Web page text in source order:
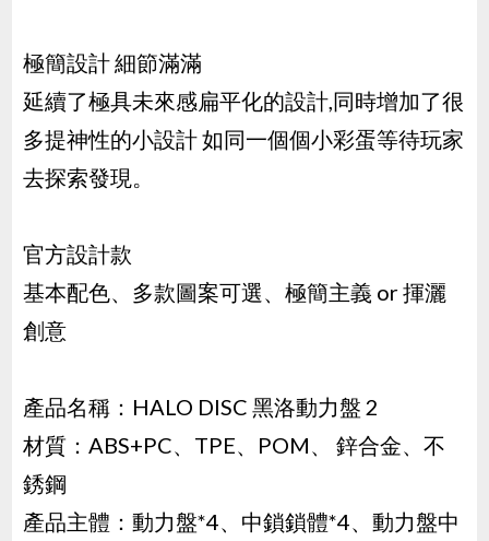
極簡設計 細節滿滿
延續了極具未來感扁平化的設計,同時增加了很
多提神性的小設計 如同一個個小彩蛋等待玩家
去探索發現。
官方設計款
基本配色、多款圖案可選、極簡主義 or 揮灑
創意
產品名稱：HALO DISC 黑洛動力盤 2
材質：ABS+PC、TPE、POM、 鋅合金、不
銹鋼
產品主體：動力盤*4、中鎖鎖體*4、動力盤中